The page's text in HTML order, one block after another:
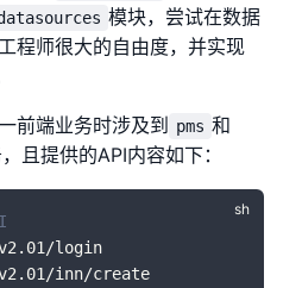
模块，尝试在数据
程师很大的自由度，并实现
前端业务时涉及到 pms 和
且提供的API内容如下：
login
inn/create